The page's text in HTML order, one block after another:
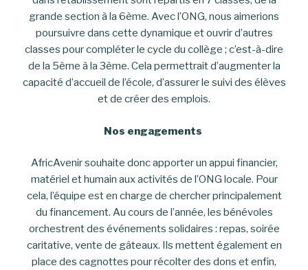
grande section à la 6ème. Avec l’ONG, nous aimerions
poursuivre dans cette dynamique et ouvrir d’autres
classes pour compléter le cycle du collège ; c’est-à-dire
de la 5ème à la 3ème. Cela permettrait d’augmenter la
capacité d’accueil de l’école, d’assurer le suivi des élèves
et de créer des emplois.
Nos engagements
AfricAvenir souhaite donc apporter un appui financier,
matériel et humain aux activités de l’ONG locale. Pour
cela, l’équipe est en charge de chercher principalement
du financement. Au cours de l’année, les bénévoles
orchestrent des événements solidaires : repas, soirée
caritative, vente de gâteaux. Ils mettent également en
place des cagnottes pour récolter des dons et enfin,